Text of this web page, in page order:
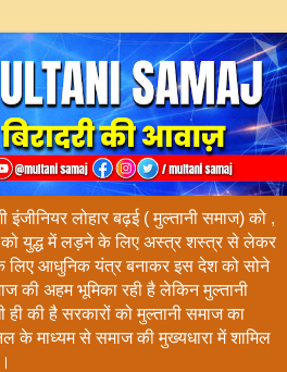
इंजीनियर लोहार बढ़ई ( मुल्तानी समाज) को ,
को युद्ध में लड़ने के लिए अस्त्र शस्त्र से लेकर
लिए आधुनिक यंत्र बनाकर इस देश को सोने
की अहम भूमिका रही है लेकिन मुल्तानी
की है सरकारों को मुल्तानी समाज का
के माध्यम से समाज की मुख्यधारा में शामिल